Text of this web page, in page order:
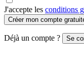
J'accepte les conditions
Créer mon compte
Déjà un compte ? Se